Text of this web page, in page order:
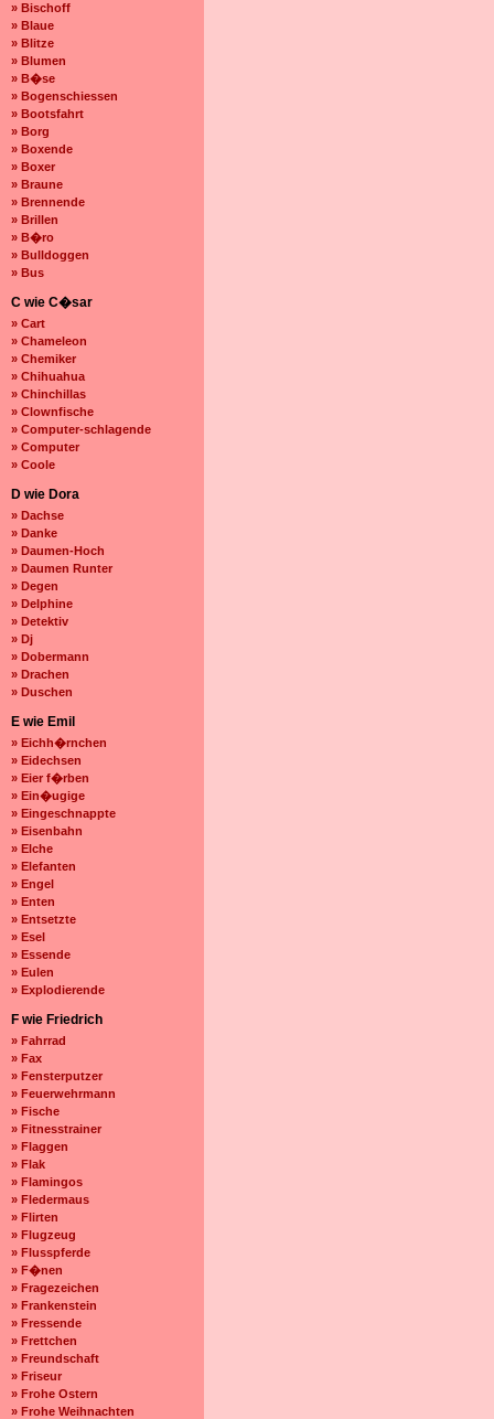
» Bischoff
» Blaue
» Blitze
» Blumen
» B�se
» Bogenschiessen
» Bootsfahrt
» Borg
» Boxende
» Boxer
» Braune
» Brennende
» Brillen
» B�ro
» Bulldoggen
» Bus
C wie C�sar
» Cart
» Chameleon
» Chemiker
» Chihuahua
» Chinchillas
» Clownfische
» Computer-schlagende
» Computer
» Coole
D wie Dora
» Dachse
» Danke
» Daumen-Hoch
» Daumen Runter
» Degen
» Delphine
» Detektiv
» Dj
» Dobermann
» Drachen
» Duschen
E wie Emil
» Eichh�rnchen
» Eidechsen
» Eier f�rben
» Ein�ugige
» Eingeschnappte
» Eisenbahn
» Elche
» Elefanten
» Engel
» Enten
» Entsetzte
» Esel
» Essende
» Eulen
» Explodierende
F wie Friedrich
» Fahrrad
» Fax
» Fensterputzer
» Feuerwehrmann
» Fische
» Fitnesstrainer
» Flaggen
» Flak
» Flamingos
» Fledermaus
» Flirten
» Flugzeug
» Flusspferde
» F�nen
» Fragezeichen
» Frankenstein
» Fressende
» Frettchen
» Freundschaft
» Friseur
» Frohe Ostern
» Frohe Weihnachten